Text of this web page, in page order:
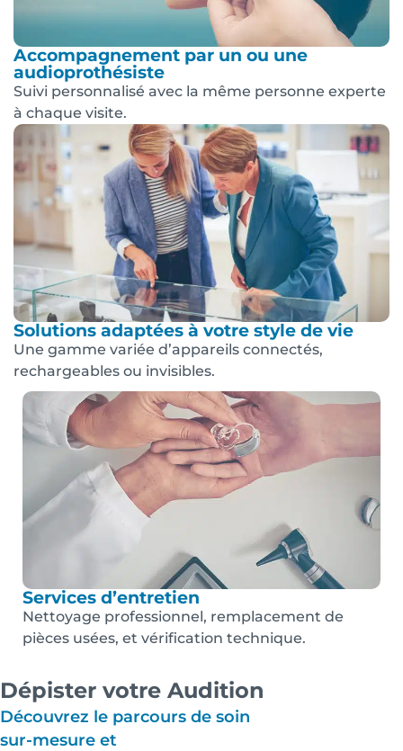
Accompagnement par un ou une
audioprothésiste
Suivi personnalisé avec la même personne experte
à chaque visite.
Solutions adaptées à votre style de vie
Une gamme variée d’appareils connectés,
rechargeables ou invisibles.
Services d’entretien
Nettoyage professionnel, remplacement de
pièces usées, et vérification technique.
Dépister votre Audition
Découvrez le parcours de soin
sur-mesure et